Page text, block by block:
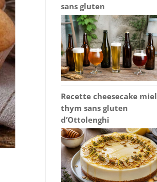
sans gluten
Recette cheesecake miel
thym sans gluten
d’Ottolenghi